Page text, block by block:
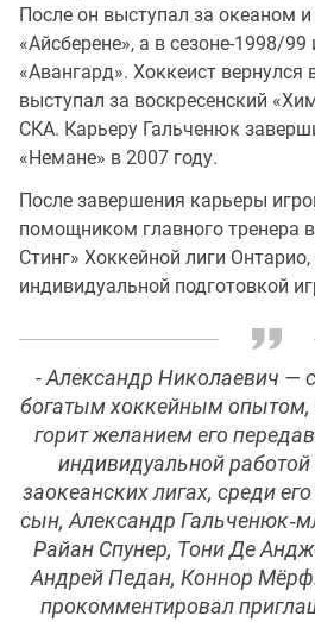
После он выступал за океаном
«Айсберене», а в сезоне-1998/
«Авангард». Хоккеист вернулся
выступал за воскресенский
СКА. Карьеру Гальченюк
«Немане» в 2007 году.
После завершения карьеры
помощником главного тренера
Стинг» Хоккейной лиги
индивидуальной подготовкой
- Александр Николаевич —
богатым хоккейным опытом,
горит желанием его
индивидуальной работой
заокеанских лигах, среди
сын, Александр
Райан Спунер, Тони Де
Андрей Педан, Коннор
прокомментировал